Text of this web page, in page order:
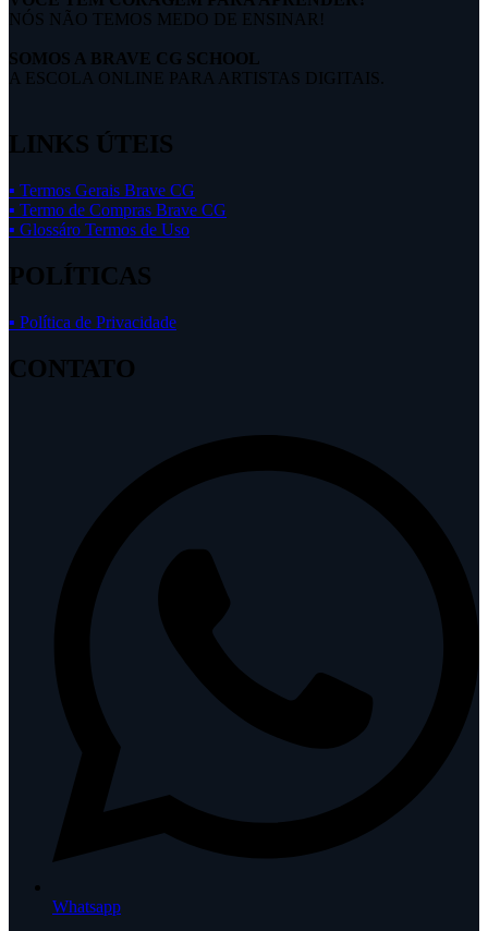
NÓS NÃO TEMOS MEDO DE ENSINAR!
SOMOS A BRAVE CG SCHOOL
A ESCOLA ONLINE PARA ARTISTAS DIGITAIS.
LINKS ÚTEIS
▪ Termos Gerais Brave CG
▪ Termo de Compras Brave CG
▪ Glossáro Termos de Uso
POLÍTICAS
▪ Política de Privacidade
CONTATO
Whatsapp